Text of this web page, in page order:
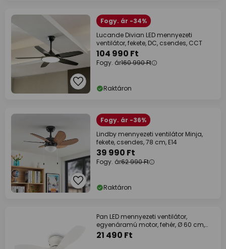
Fogy. ár -34%
Lucande Divian LED mennyezeti
ventilátor, fekete, DC, csendes, CCT
104 990 Ft
Fogy. ár160 990 Ft
Raktáron
Fogy. ár -36%
Lindby mennyezeti ventilátor Minja,
fekete, csendes, 78 cm, E14
39 990 Ft
Fogy. ár62 990 Ft
Raktáron
Pan LED mennyezeti ventilátor,
egyenáramú motor, fehér, Ø 60 cm,
CCT
21 490 Ft